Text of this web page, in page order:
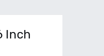
Inch